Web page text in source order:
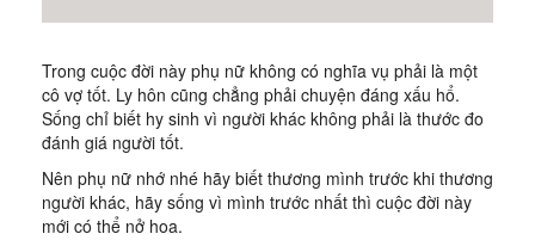
Trong cuộc đời này phụ nữ không có nghĩa vụ phải là một
cô vợ tốt. Ly hôn cũng chẳng phải chuyện đáng xấu hổ.
Sống chỉ biết hy sinh vì người khác không phải là thước đo
đánh giá người tốt.
Nên phụ nữ nhớ nhé hãy biết thương mình trước khi thương
người khác, hãy sống vì mình trước nhất thì cuộc đời này
mới có thể nở hoa.